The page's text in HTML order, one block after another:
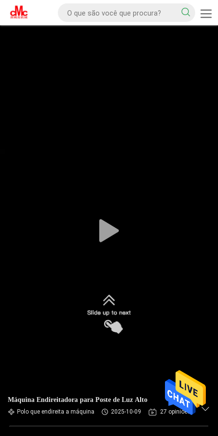
Máquina Endireitadora para Poste de Luz Alto
Polo que endireita a máquina 2025-10-09 27 opiniões